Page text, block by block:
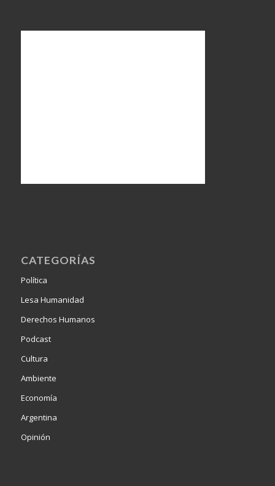
CATEGORÍAS
Política
Lesa Humanidad
Derechos Humanos
Podcast
Cultura
Ambiente
Economía
Argentina
Opinión